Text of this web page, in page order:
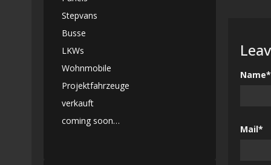
Name*
Mail*
Stepvans
Busse
LKWs
Wohnmobile
Projektfahrzeuge
verkauft
coming soon…